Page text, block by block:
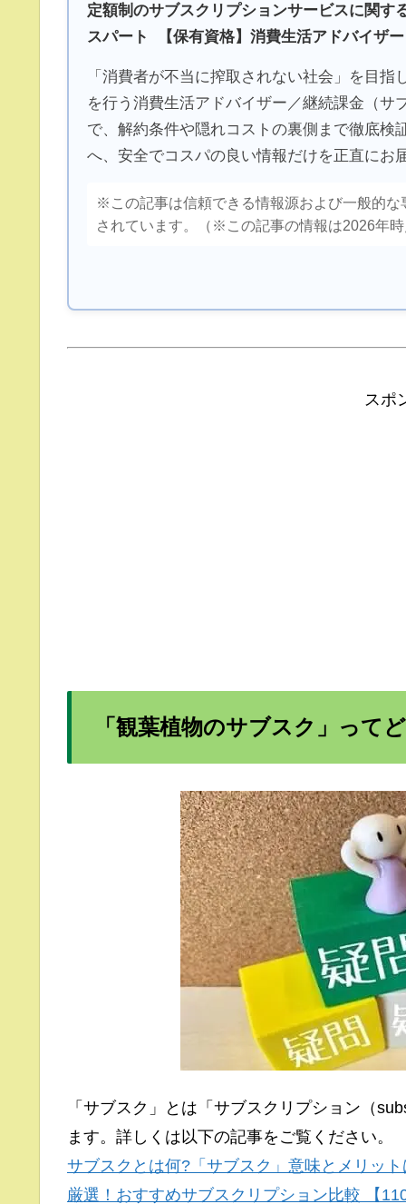
定額制のサブスクリプションサービスに関す
スパート 【保有資格】消費生活アドバイザ
「消費者が不当に搾取されない社会」を目
を行う消費生活アドバイザー／継続課金（
で、解約条件や隠れコストの裏側まで徹底検
へ、安全でコスパの良い情報だけを正直にお
※この記事は信頼できる情報源および一般的
されています。（※この記事の情報は2026年
スポ
「観葉植物のサブスク」って
「サブスク」とは「サブスクリプション（
ます。詳しくは以下の記事をご覧ください。
サブスクとは何?「サブスク」意味とメリット
厳選！おすすめサブスクリプション比較 【